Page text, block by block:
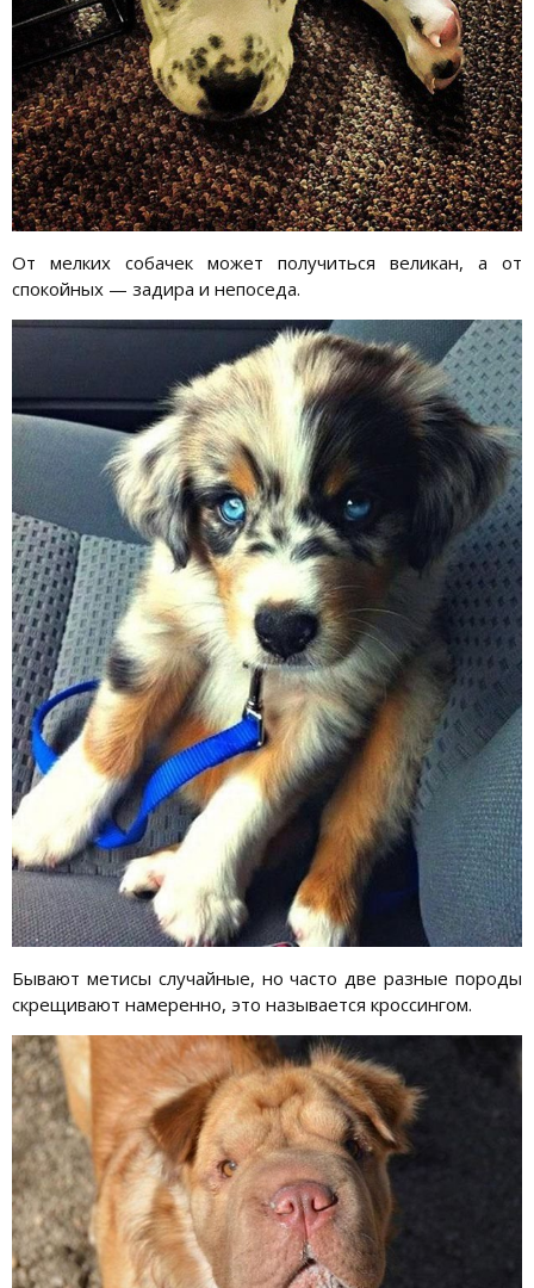
От мелких собачек может получиться великан, а от
спокойных — задира и непоседа.
Бывают метисы случайные, но часто две разные породы
скрещивают намеренно, это называется кроссингом.